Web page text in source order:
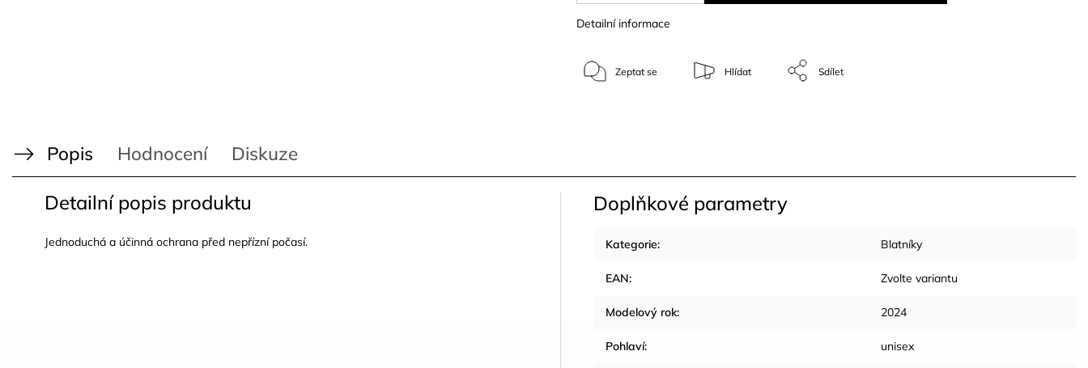
Detailní informace
Zeptat se Hlídat Sdílet
Popis Hodnocení Diskuze
Detailní popis produktu
Jednoduchá a účinná ochrana před nepřízní počasí.
Doplňkové parametry
Kategorie: Blatníky
EAN: Zvolte variantu
Modelový rok: 2024
Pohlaví: unisex